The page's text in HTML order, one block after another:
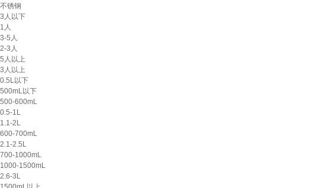
不锈钢
3人以下
1人
3-5人
2-3人
5人以上
3人以上
0.5L以下
500mL以下
500-600mL
0.5-1L
1.1-2L
600-700mL
2.1-2.5L
700-1000mL
1000-1500mL
2.6-3L